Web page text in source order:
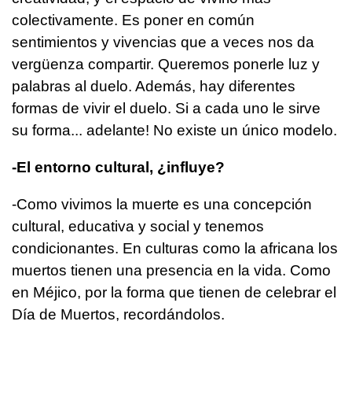
colectivamente. Es poner en común
sentimientos y vivencias que a veces nos da
vergüenza compartir. Queremos ponerle luz y
palabras al duelo. Además, hay diferentes
formas de vivir el duelo. Si a cada uno le sirve
su forma... adelante! No existe un único modelo.
-El entorno cultural, ¿influye?
-Como vivimos la muerte es una concepción
cultural, educativa y social y tenemos
condicionantes. En culturas como la africana los
muertos tienen una presencia en la vida. Como
en Méjico, por la forma que tienen de celebrar el
Día de Muertos, recordándolos.